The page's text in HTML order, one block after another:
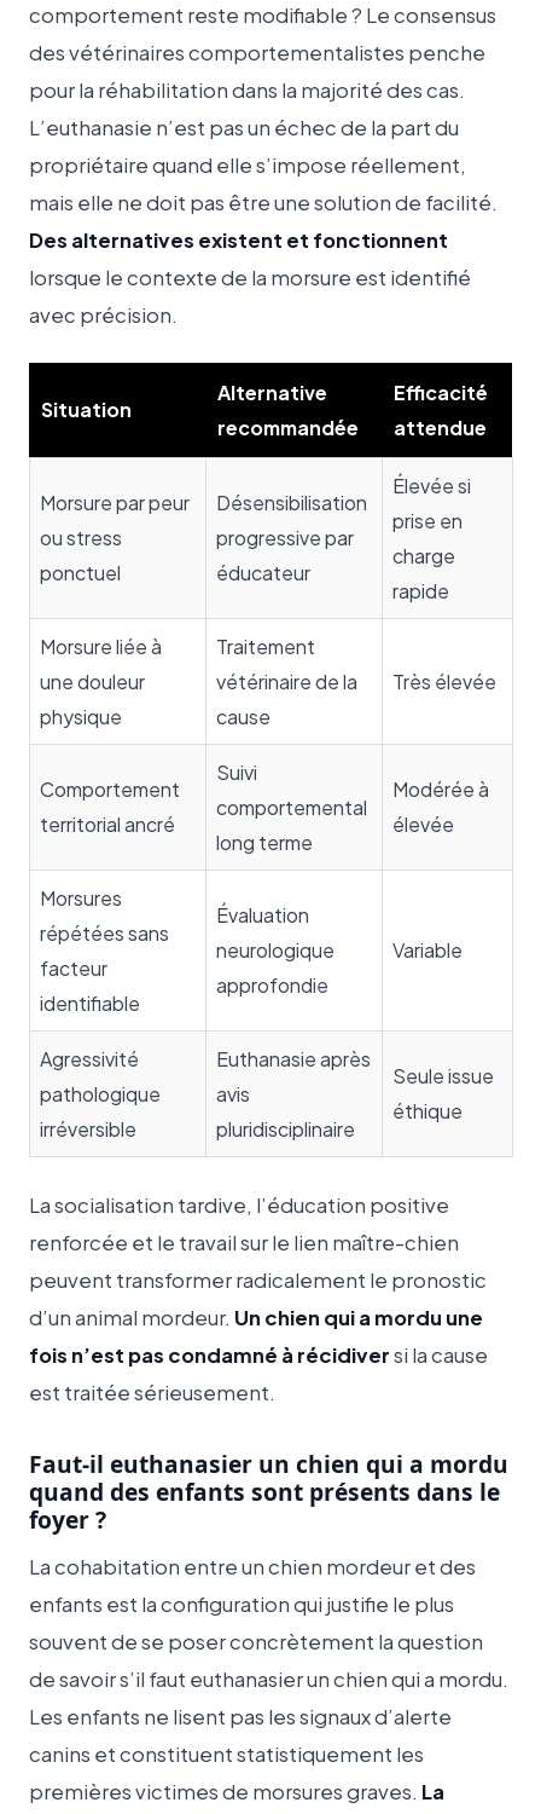
comportement reste modifiable ? Le consensus
des vétérinaires comportementalistes penche
pour la réhabilitation dans la majorité des cas.
L’euthanasie n’est pas un échec de la part du
propriétaire quand elle s’impose réellement,
mais elle ne doit pas être une solution de facilité.
Des alternatives existent et fonctionnent
lorsque le contexte de la morsure est identifié
avec précision.
Situation
Alternative
recommandée
Efficacité
attendue
Morsure par peur
ou stress
ponctuel
Désensibilisation
progressive par
éducateur
Élevée si
prise en
charge
rapide
Morsure liée à
une douleur
physique
Traitement
vétérinaire de la
cause
Très élevée
Comportement
territorial ancré
Suivi
comportemental
long terme
Modérée à
élevée
Morsures
répétées sans
facteur
identifiable
Évaluation
neurologique
approfondie
Variable
Agressivité
pathologique
irréversible
Euthanasie après
avis
pluridisciplinaire
Seule issue
éthique
La socialisation tardive, l’éducation positive
renforcée et le travail sur le lien maître-chien
peuvent transformer radicalement le pronostic
d’un animal mordeur. Un chien qui a mordu une
fois n’est pas condamné à récidiversi la cause
est traitée sérieusement.
Faut-il euthanasier un chien qui a mordu
quand des enfants sont présents dans le
foyer ?
La cohabitation entre un chien mordeur et des
enfants est la configuration qui justifie le plus
souvent de se poser concrètement la question
de savoir s’il faut euthanasier un chien qui a mordu.
Les enfants ne lisent pas les signaux d’alerte
canins et constituent statistiquement les
premières victimes de morsures graves. La